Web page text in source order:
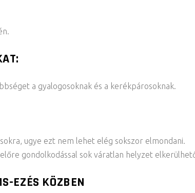
a gyalogosoknak és a kerékpárosoknak.
ugye ezt nem lehet elég sokszor elmondani.
gondolkodással sok váratlan helyzet
EZÉS KÖZBEN